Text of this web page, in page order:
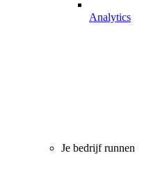
Analytics
Je bedrijf runnen